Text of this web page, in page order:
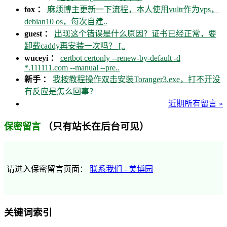
fox ： 麻烦博主更新一下流程，本人使用vultr作为vps，
debian10 os，每次自建..
guest ： 出现这个错误是什么原因？证书已经正常，要
卸载caddy再安装一次吗？ [..
wuceyi ： certbot certonly --renew-by-default -d
*.111111.com --manual --pre..
新手 ： 我按教程操作双击安装Toranger3.exe，打不开没
有反应是怎么回事？
近期所有留言 »
保密留言 （只有站长在后台可见）
请进入保密留言页面： 联系我们 - 美博园
关键词索引